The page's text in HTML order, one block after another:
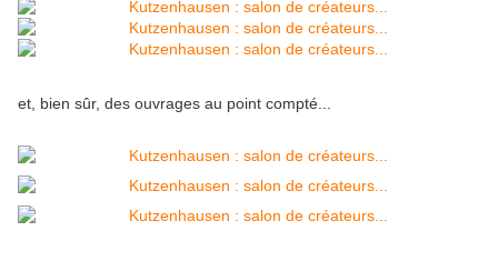
et, bien sûr, des ouvrages au point compté...